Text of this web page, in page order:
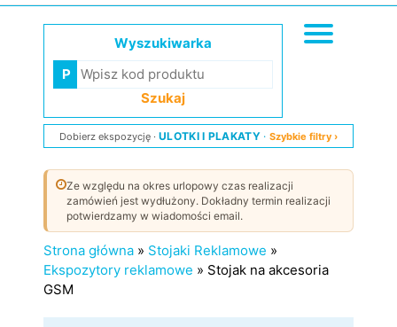
Szybka
wysyłka
Od jednej
sztuki
Duży wybór
modeli
Pomoc w
doborze
Wyszukiwarka
Szukaj
Dobierz ekspozycję ULOTKI I PLAKATY Szybkie filtry ›
Ze względu na okres urlopowy czas realizacji
zamówień jest wydłużony. Dokładny termin realizacji
potwierdzamy w wiadomości email.
Strona główna » Stojaki Reklamowe »
Ekspozytory reklamowe » Stojak na akcesoria
GSM